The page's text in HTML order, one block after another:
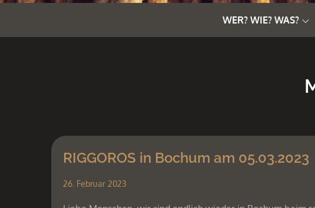
WER? WIE? WAS?
RIGGOROS in Bochum am 05.03.2023
26. Februar 2023